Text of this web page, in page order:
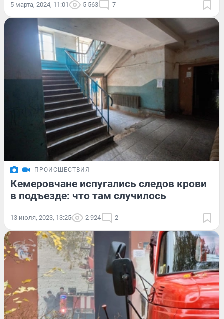
5 марта, 2024, 11:01 5 563 7
ПРОИСШЕСТВИЯ
Кемеровчане испугались следов крови
в подъезде: что там случилось
13 июля, 2023, 13:25 2 924 2